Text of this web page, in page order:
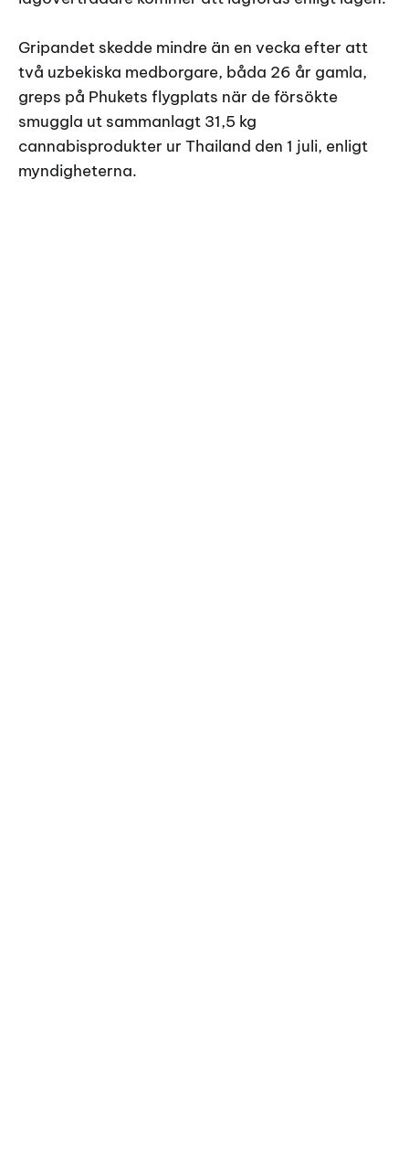
Gripandet skedde mindre än en vecka efter att
två uzbekiska medborgare, båda 26 år gamla,
greps på Phukets flygplats när de försökte
smuggla ut sammanlagt 31,5 kg
cannabisprodukter ur Thailand den 1 juli, enligt
myndigheterna.